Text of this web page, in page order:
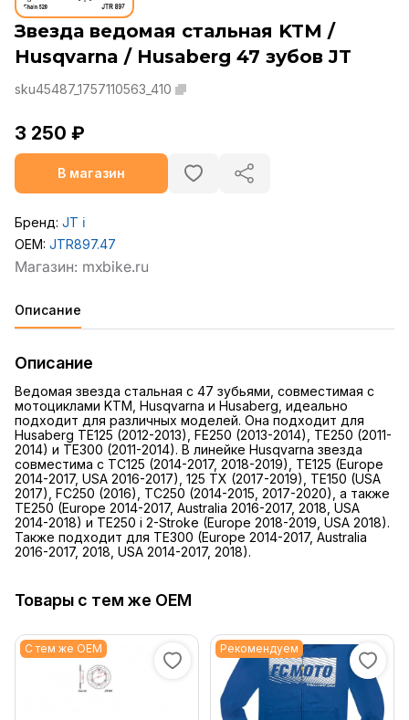
Звезда ведомая стальная KTM /
Husqvarna / Husaberg 47 зубов JT
sku45487_1757110563_410
3 250 ₽
В магазин
Бренд: JT ℹ️
OEM: JTR897.47
Описание
Описание
Ведомая звезда стальная с 47 зубьями, совместимая с
мотоциклами KTM, Husqvarna и Husaberg, идеально
подходит для различных моделей. Она подходит для
Husaberg TE125 (2012-2013), FE250 (2013-2014), TE250 (2011-
2014) и TE300 (2011-2014). В линейке Husqvarna звезда
совместима с TC125 (2014-2017, 2018-2019), TE125 (Europe
2014-2017, USA 2016-2017), 125 TX (2017-2019), TE150 (USA
2017), FC250 (2016), TC250 (2014-2015, 2017-2020), а также
TE250 (Europe 2014-2017, Australia 2016-2017, 2018, USA
2014-2018) и TE250 i 2-Stroke (Europe 2018-2019, USA 2018).
Также подходит для TE300 (Europe 2014-2017, Australia
2016-2017, 2018, USA 2014-2017, 2018).
Товары с тем же OEM
С тем же OEM Рекомендуем